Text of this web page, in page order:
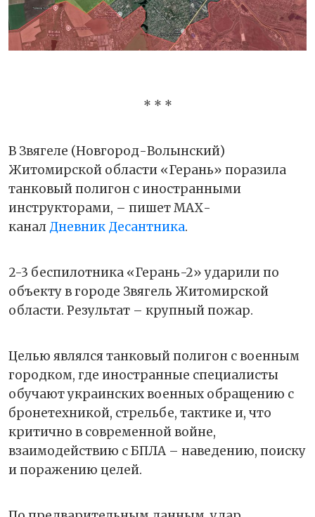
* * *
В Звягеле (Новгород-Волынский)
Житомирской области «Герань» поразила
танковый полигон с иностранными
инструкторами, – пишет МАХ-
канал Дневник Десантника.
2-3 беспилотника «Герань-2» ударили по
объекту в городе Звягель Житомирской
области. Результат – крупный пожар.
Целью являлся танковый полигон с военным
городком, где иностранные специалисты
обучают украинских военных обращению с
бронетехникой, стрельбе, тактике и, что
критично в современной войне,
взаимодействию с БПЛА – наведению, поиску
и поражению целей.